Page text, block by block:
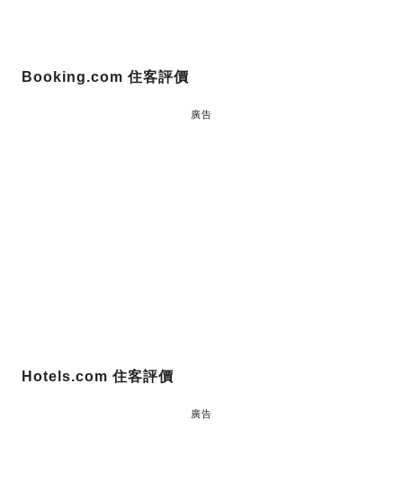
Booking.com 住客評價
廣告
Hotels.com 住客評價
廣告